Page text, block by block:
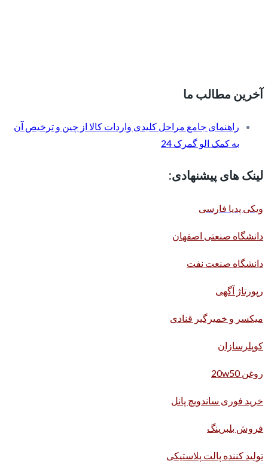
آخرین مطالب ما
راهنمای جامع مراحل کلیدی واردات کالا از چین و ترخیص آن
به کمک الو گمرک 24
لینک های پیشنهادی:
ویکی پدیا فارسی
دانشگاه صنعتی اصفهان
دانشگاه صنعت نفت
رپورتاژ آگهی
میکسر و خمیرگیر قنادی
کوپلرسازان
روغن 20w50
خرید فوری ساندویچ پانل
فروش بلبرینگ
تولید کننده پالت پلاستیکی